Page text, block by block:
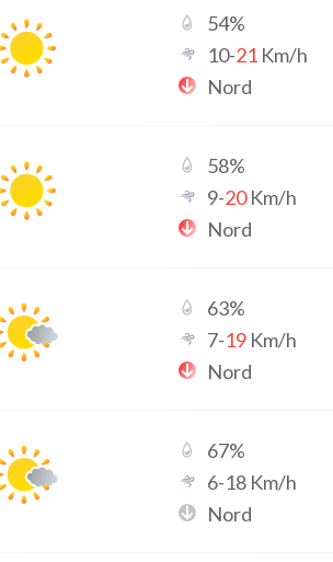
54%
10-21 Km/h
Nord
58%
9-20Km/h
Nord
63%
7-19 Km/h
Nord
67%
6-18 Km/h
Nord